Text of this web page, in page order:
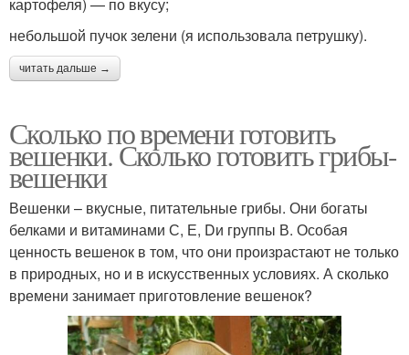
картофеля) — по вкусу;
небольшой пучок зелени (я использовала петрушку).
читать дальше →
Сколько по времени готовить
вешенки. Сколько готовить грибы-
вешенки
Вешенки – вкусные, питательные грибы. Они богаты
белками и витаминами С, Е, Dи группы В. Особая
ценность вешенок в том, что они произрастают не только
в природных, но и в искусственных условиях. А сколько
времени занимает приготовление вешенок?